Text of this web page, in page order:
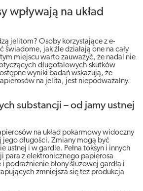
wpływają na układ
jelitom? Osoby korzystające z e-
świadome, jak źle działają one na cały
miejscu warto zauważyć, że nadal nie
długofalowych skutków
wyniki badań wskazują, że
na jelita, jest niepodważalny.
substancji – od jamy ustnej
na układ pokarmowy widoczny
jego długości. Zmiany mogą być
ustnej i w gardle. Pełna toksyn i innych
para z elektronicznego papierosa
podrażnienie błony śluzowej gardła i
zmniejsza się też produkcja